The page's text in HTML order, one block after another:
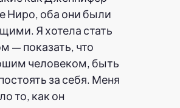
Ниро, оба они были
Я хотела стать
— показать, что
человеком, быть
за себя. Меня
то, как он